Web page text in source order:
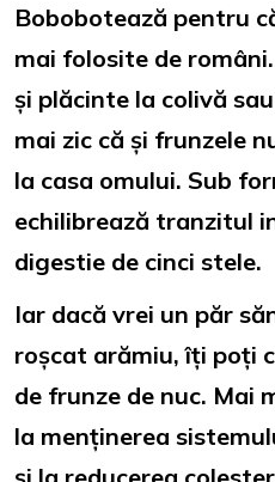
Bobobotează pentru
mai folosite de
și plăcinte la colivă
mai zic că și frunzele
la casa omului. Sub
echilibrează tranzitul
digestie de cinci stele.
Iar dacă vrei un păr
roșcat arămiu, îți poți
de frunze de nuc. Mai
la menținerea